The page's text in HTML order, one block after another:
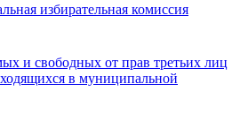
избирательная комиссия
и свободных от прав третьих лиц
в муниципальной